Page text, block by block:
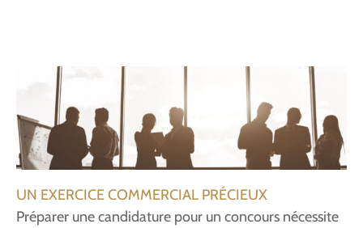
UN EXERCICE COMMERCIAL PRÉCIEUX
Préparer une candidature pour un concours nécessite